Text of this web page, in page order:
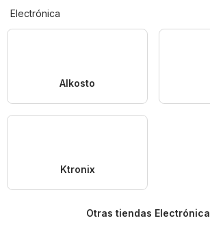
Electrónica
Alkosto
Ktronix
Otras tiendas Electrónica